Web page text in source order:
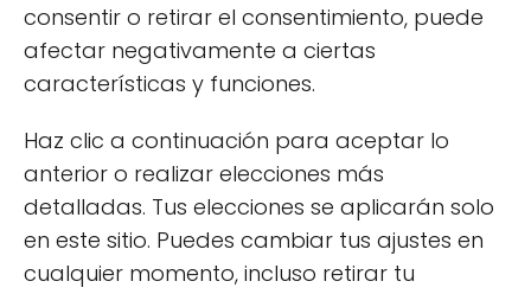
consentir o retirar el consentimiento, puede
afectar negativamente a ciertas
características y funciones.
Haz clic a continuación para aceptar lo
anterior o realizar elecciones más
detalladas. Tus elecciones se aplicarán solo
en este sitio. Puedes cambiar tus ajustes en
cualquier momento, incluso retirar tu
El primer paso en la elaboración implica
seleccionar frutas frescas y maduras,
asegurando que estén en su punto óptimo
de sabor. Luego, se realiza un proceso de
cocción a baja temperatura que preserva los
nutrientes y el sabor de la fruta. Por último, la
mezcla se envasa en frascos que garantizan
su frescura.